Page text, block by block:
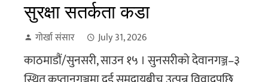
सुरक्षा सतर्कता कडा
गोर्खा संसार July 31, 2026
काठमाडौं/सुनसरी, साउन १५ । सुनसरीको देवानगञ्ज–३